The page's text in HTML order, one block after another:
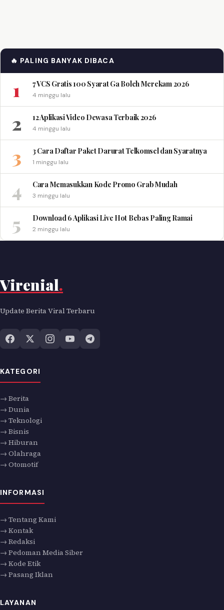
🔥 PALING BANYAK DIBACA
1 7 VCS Gratis 100 Syarat Ga Boleh Merekam 2026
4 minggu lalu
2 12 Aplikasi Video Dewasa Terbaik 2026
4 minggu lalu
3 3 Cara Daftar Paket Darurat Telkomsel dan Syaratnya
1 minggu lalu
4 Cara Memasukkan Kode Promo Grab Mudah
3 minggu lalu
5 Download 6 Aplikasi Live Hot Bebas Paling Ramai
2 minggu lalu
Virenial.
Update Berita Viral Terbaru
KATEGORI
→ Berita
→ Dunia
→ Teknologi
→ Bisnis
→ Hiburan
→ Olahraga
→ Otomotif
INFORMASI
→ Tentang Kami
→ Kontak
→ Redaksi
→ Pedoman Media Siber
→ Kode Etik
→ Pasang Iklan
LAYANAN